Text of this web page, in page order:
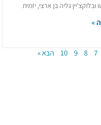
גליה בן ארצי, יזמית
»
7
8
9
10 הבא »